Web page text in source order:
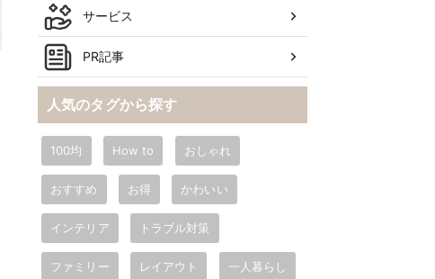
サービス
PR記事
人気のタグから探す
100均 How to おしゃれ
おすすめ お得 かわいい
インテリア トラブル対策
ファミリー レイアウト 一人暮らし